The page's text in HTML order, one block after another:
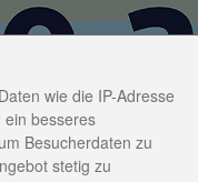
wie die IP-Adresse
besseres
Besucherdaten zu
stetig zu